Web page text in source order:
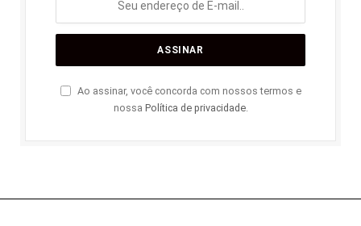
Ao assinar, você concorda com nossos termos e
nossa Política de privacidade.